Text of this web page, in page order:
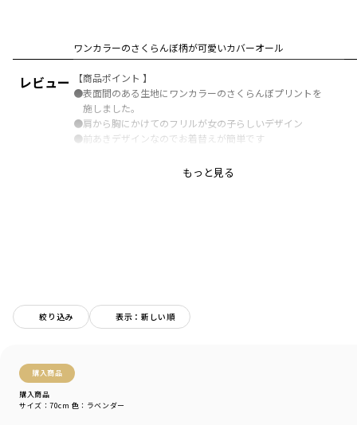
レビュー
絞り込み 表示：新しい順
購入商品
購入商品
サイズ：70cm 色：ラベンダー
ワンカラーのさくらんぼ柄が可愛いカバーオール
【商品ポイント 】
●表面間のある生地にワンカラーのさくらんぼプリントを
施しました。
●肩から胸にかけてのフリルが女の子らしいデザイン
●前あきデザインなのでお着替えが簡単です
branshesもっと見る